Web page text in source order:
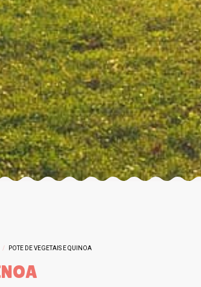
POTE DE VEGETAIS E QUINOA